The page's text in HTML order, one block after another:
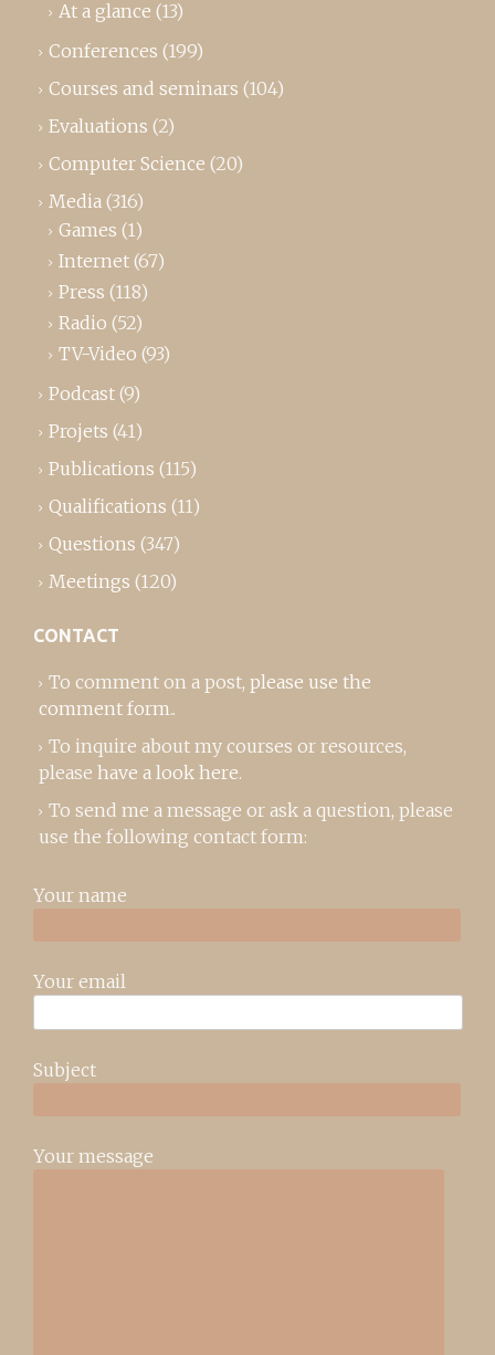
At a glance (13)
Conferences (199)
Courses and seminars (104)
Evaluations (2)
Computer Science (20)
Media (316)
Games (1)
Internet (67)
Press (118)
Radio (52)
TV-Video (93)
Podcast (9)
Projets (41)
Publications (115)
Qualifications (11)
Questions (347)
Meetings (120)
CONTACT
To comment on a post, please use the
comment form..
To inquire about my courses or resources,
please have a look here.
To send me a message or ask a question, please
use the following contact form:
Your name
Your email
Subject
Your message